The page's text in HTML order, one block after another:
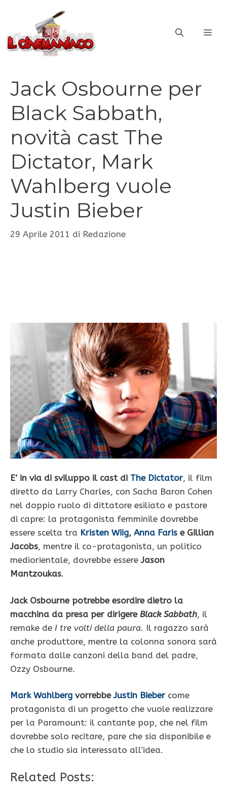
contenuto
Jack Osbourne per
Black Sabbath,
novità cast The
Dictator, Mark
Wahlberg vuole
Justin Bieber
29 Aprile 2011 di Redazione
E’ in via di sviluppo il cast di The Dictator, il film
diretto da Larry Charles, con Sacha Baron Cohen
nel doppio ruolo di dittatore esiliato e pastore
di capre: la protagonista femminile dovrebbe
essere scelta tra Kristen Wiig, Anna Faris e Gillian
Jacobs, mentre il co-protagonista, un politico
mediorientale, dovrebbe essereJason
Mantzoukas.
Jack Osbourne potrebbe esordire dietro la
macchina da presa per dirigere Black Sabbath, il
remake de I tre volti della paura. Il ragazzo sarà
anche produttore, mentre la colonna sonora sarà
formata dalle canzoni della band del padre,
Ozzy Osbourne.
Mark Wahlberg vorrebbeJustin Bieber come
protagonista di un progetto che vuole realizzare
per la Paramount: il cantante pop, che nel film
dovrebbe solo recitare, pare che sia disponibile e
che lo studio sia interessato all’idea.
Related Posts: